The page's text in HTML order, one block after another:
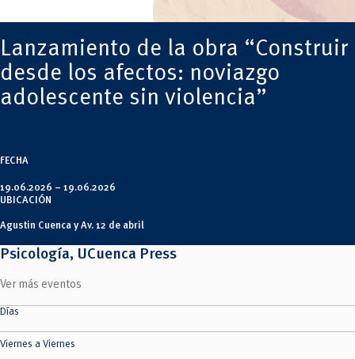
Posgrados
Salud
Sostenibilidad
Vinculación
Lanzamiento de la obra “Construir
desde los afectos: noviazgo
adolescente sin violencia”
FECHA
19.06.2026 – 19.06.2026
UBICACIÓN
Agustin Cuenca y Av. 12 de abril
Psicología, UCuenca Press
Ver más eventos
Días
Viernes a Viernes